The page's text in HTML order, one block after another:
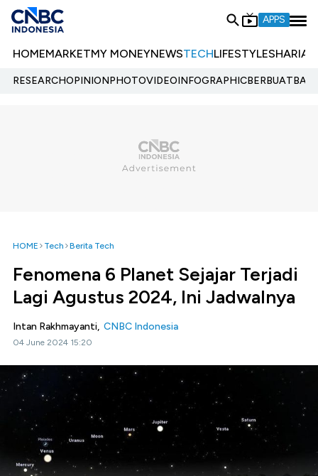
APPS
HOMEMARKETMY MONEYNEWSTECHLIFESTYLESHARIA
RESEARCHOPINIONPHOTOVIDEOINFOGRAPHIC
HOME Tech Berita Tech
Fenomena 6 Planet Sejajar Terjadi
Lagi Agustus 2024, Ini Jadwalnya
Intan Rakhmayanti, CNBC Indonesia
04 June 2024 15:20